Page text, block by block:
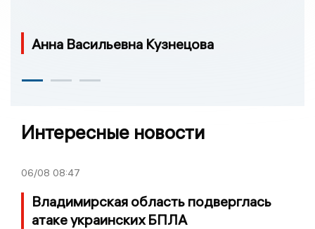
Анна Васильевна Кузнецова
Интересные новости
06/08 08:47
Владимирская область подверглась
атаке украинских БПЛА